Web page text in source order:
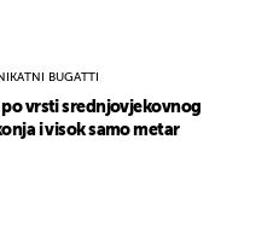
BUGATTI
po vrsti srednjovjekovnog
i visok samo metar